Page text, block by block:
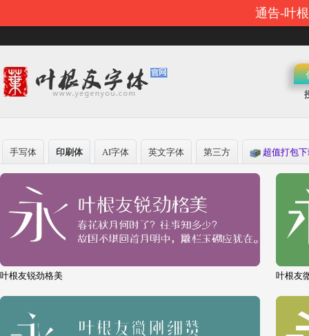
通告-叶
手写体 印刷体 AI字体 英文字体 第三方 超值打包
叶根友锐劲格美 叶根友